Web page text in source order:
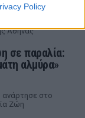
Policy
τις
Αθήνας
σε παραλία:
αλμύρα»
στο
Ζώη